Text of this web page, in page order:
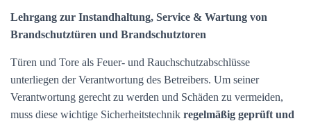
Lehrgang zur Instandhaltung, Service & Wartung von
Brandschutztüren und Brandschutztoren
Türen und Tore als Feuer- und Rauchschutzabschlüsse
unterliegen der Verantwortung des Betreibers. Um seiner
Verantwortung gerecht zu werden und Schäden zu vermeiden,
muss diese wichtige Sicherheitstechnik regelmäßig geprüft und